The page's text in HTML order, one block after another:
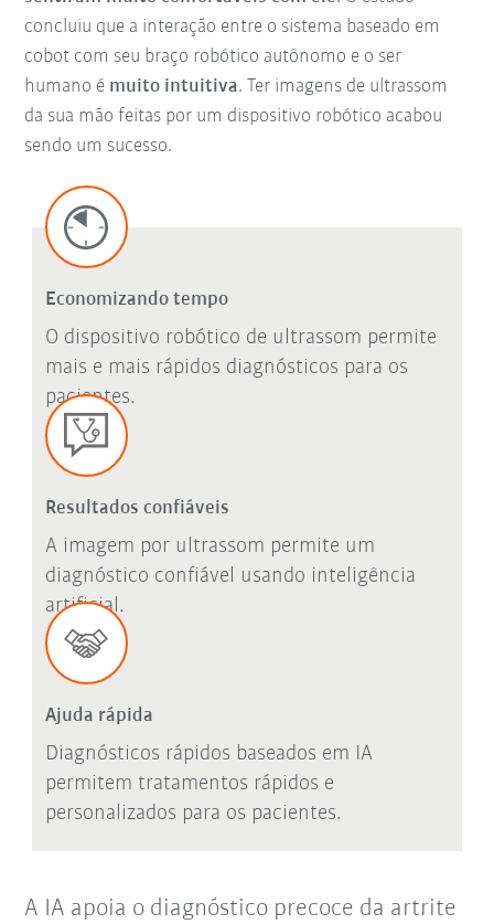
concluiu que a interação entre o sistema baseado em
cobot com seu braço robótico autônomo e o ser
humano é muito intuitiva. Ter imagens de ultrassom
da sua mão feitas por um dispositivo robótico acabou
sendo um sucesso.
Economizando tempo
O dispositivo robótico de ultrassom permite
mais e mais rápidos diagnósticos para os
pacientes.
Resultados confiáveis
A imagem por ultrassom permite um
diagnóstico confiável usando inteligência
artificial.
Ajuda rápida
Diagnósticos rápidos baseados em IA
permitem tratamentos rápidos e
personalizados para os pacientes.
A IA apoia o diagnóstico precoce da artrite